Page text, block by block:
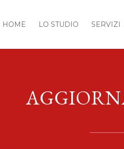
HOME LO STUDIO SERVIZI